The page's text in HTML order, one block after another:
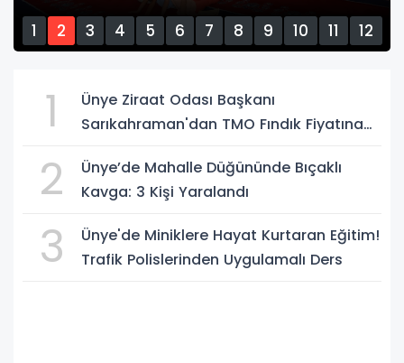
1 2 3 4 5 6 7 8 9 10 11
12
1
Ünye Ziraat Odası Başkanı
Sarıkahraman'dan TMO Fındık Fiyatına
2
Ünye’de Mahalle Düğününde Bıçaklı
Kavga: 3 Kişi Yaralandı
3
Ünye'de Miniklere Hayat Kurtaran Eğitim!
Trafik Polislerinden Uygulamalı Ders